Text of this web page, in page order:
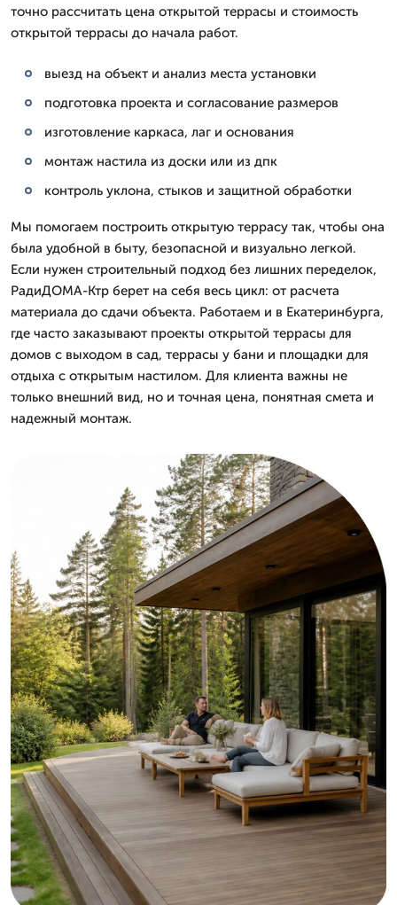
точно рассчитать цена открытой террасы и стоимость
открытой террасы до начала работ.
выезд на объект и анализ места установки
подготовка проекта и согласование размеров
изготовление каркаса, лаг и основания
монтаж настила из доски или из дпк
контроль уклона, стыков и защитной обработки
Мы помогаем построить открытую террасу так, чтобы она
была удобной в быту, безопасной и визуально легкой.
Если нужен строительный подход без лишних переделок,
РадиДОМА-Ктр берет на себя весь цикл: от расчета
материала до сдачи объекта. Работаем и в Екатеринбурга,
где часто заказывают проекты открытой террасы для
домов с выходом в сад, террасы у бани и площадки для
отдыха с открытым настилом. Для клиента важны не
только внешний вид, но и точная цена, понятная смета и
надежный монтаж.